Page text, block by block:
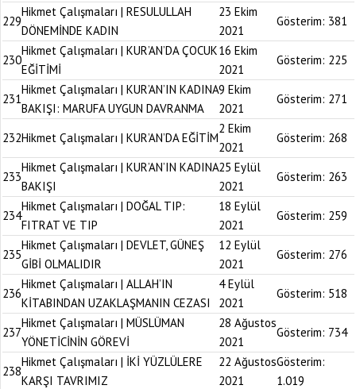
229
Hikmet Çalışmaları | RESULULLAH
DÖNEMİNDE KADIN
23 Ekim
2021
Gösterim: 381
230
Hikmet Çalışmaları | KUR’AN’DA ÇOCUK
EĞİTİMİ
16 Ekim
2021
Gösterim: 225
231
Hikmet Çalışmaları | KUR’AN’IN KADINA
BAKIŞI: MARUFA UYGUN DAVRANMA
9 Ekim
2021
Gösterim: 271
232Hikmet Çalışmaları | KUR’AN’DA EĞİTİM
2 Ekim
2021
Gösterim: 268
233
Hikmet Çalışmaları | KUR’AN’IN KADINA
BAKIŞI
25 Eylül
2021
Gösterim: 263
234
Hikmet Çalışmaları | DOĞAL TIP:
FITRAT VE TIP
18 Eylül
2021
Gösterim: 259
235
Hikmet Çalışmaları | DEVLET, GÜNEŞ
GİBİ OLMALIDIR
12 Eylül
2021
Gösterim: 276
236
Hikmet Çalışmaları | ALLAH’IN
KİTABINDAN UZAKLAŞMANIN CEZASI
4 Eylül
2021
Gösterim: 518
237
Hikmet Çalışmaları | MÜSLÜMAN
YÖNETİCİNİN GÖREVİ
28 Ağustos
2021
Gösterim: 734
238
Hikmet Çalışmaları | İKİ YÜZLÜLERE
KARŞI TAVRIMIZ
22 Ağustos
2021
Gösterim:
1.019